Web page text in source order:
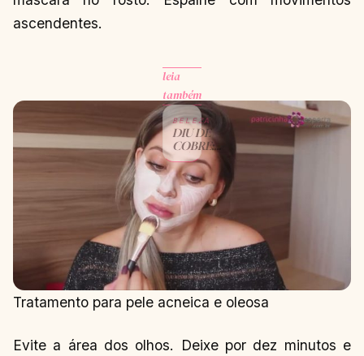
ascendentes.
leia
também
BELEZA
DIU DE
COBRE:
DÓI?
QUANTO
CUSTA?
EFEITO
COLATERAL,
CUIDADOS
– MEU
RELATO
CONTINUAR
LENDO
→
Tratamento para pele acneica e oleosa
Evite a área dos olhos. Deixe por dez minutos e